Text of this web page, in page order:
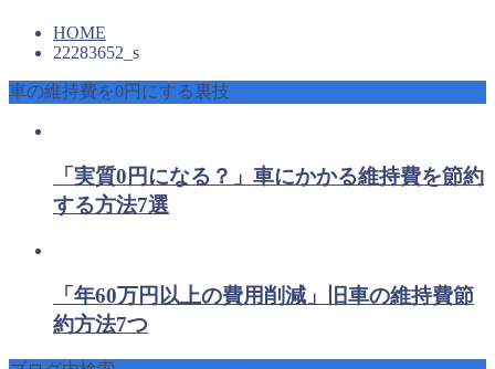
HOME
22283652_s
車の維持費を0円にする裏技
「実質0円になる？」車にかかる維持費を節約
する方法7選
「年60万円以上の費用削減」旧車の維持費節
約方法7つ